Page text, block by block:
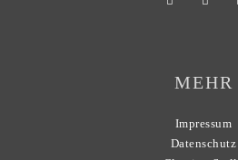
MEHR
Impressum
Datenschutz